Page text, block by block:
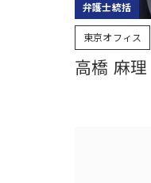
弁護士統括
東京オフィス
高橋 麻理